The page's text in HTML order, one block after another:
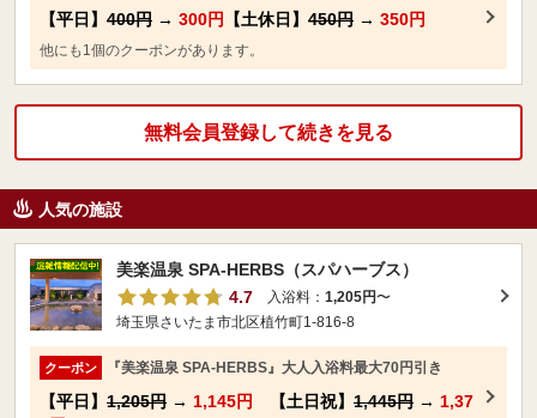
【平日】 400円 → 300円 【土休日】 450円 → 350円
他にも1個のクーポンがあります。
無料会員登録して続きを見る
人気の施設
美楽温泉 SPA-HERBS（スパハーブス）
4.7
入浴料： 1,205円〜
埼玉県さいたま市北区植竹町1-816-8
クーポン 『美楽温泉 SPA-HERBS』大人入浴料最大70円引き
【平日】 1,205円 → 1,145円 【土日祝】 1,445円 → 1,37